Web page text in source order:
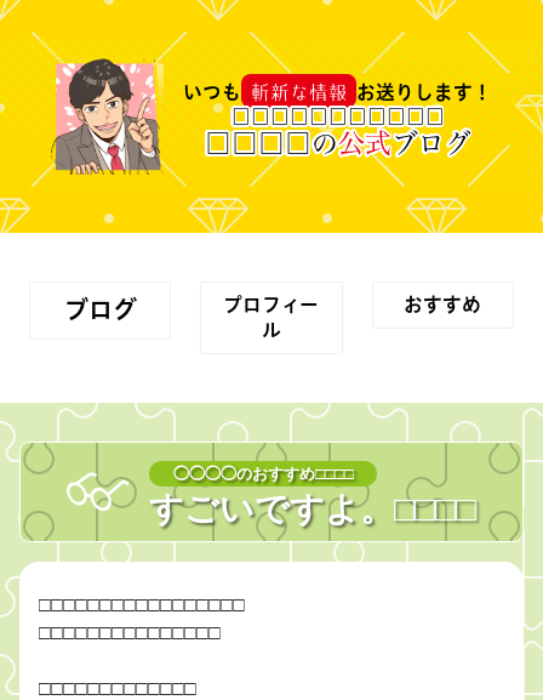
いつも 斬新な情報 お送りします！
□□□□□□□□□□□
□□□□の公式ブログ
ブログ
プロフィー
ル
おすすめ
◯◯◯◯のおすすめ□□□□
すごいですよ。□□□□
□□□□□□□□□□□□□□□□□
□□□□□□□□□□□□□□□
□□□□□□□□□□□□□